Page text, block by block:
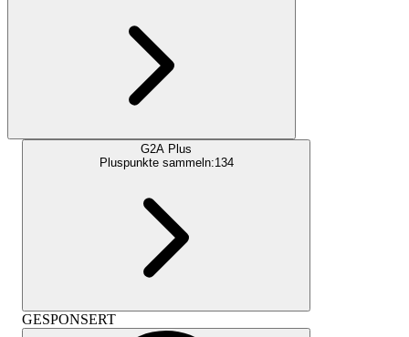
G2A Plus
Pluspunkte sammeln:134
GESPONSERT